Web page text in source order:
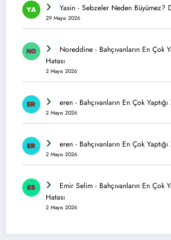
Yasin - Sebzeler Neden Büyümez?
29 Mayıs 2026
Noreddine - Bahçıvanların En Çok
Hatası
2 Mayıs 2026
eren - Bahçıvanların En Çok
2 Mayıs 2026
eren - Bahçıvanların En Çok
2 Mayıs 2026
Emir Selim - Bahçıvanların En Çok
Hatası
2 Mayıs 2026